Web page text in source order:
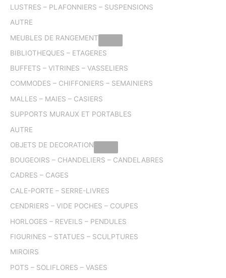
LUSTRES – PLAFONNIERS – SUSPENSIONS
AUTRE
MEUBLES DE RANGEMENT
BIBLIOTHEQUES – ETAGERES
BUFFETS – VITRINES – VASSELIERS
COMMODES – CHIFFONIERS – SEMAINIERS
MALLES – MAIES – CASIERS
SUPPORTS MURAUX ET PORTABLES
AUTRE
OBJETS DE DECORATION
BOUGEOIRS – CHANDELIERS – CANDELABRES
CADRES – CAGES
CALE-PORTE – SERRE-LIVRES
CENDRIERS – VIDE POCHES – COUPES
HORLOGES – REVEILS – PENDULES
FIGURINES – STATUES – SCULPTURES
MIROIRS
POTS – SOLIFLORES – VASES